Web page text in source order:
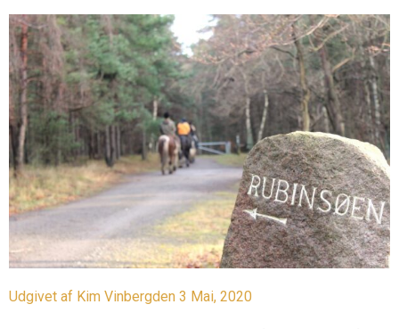
Udgivet af Kim Vinbergden 3 Mai, 2020